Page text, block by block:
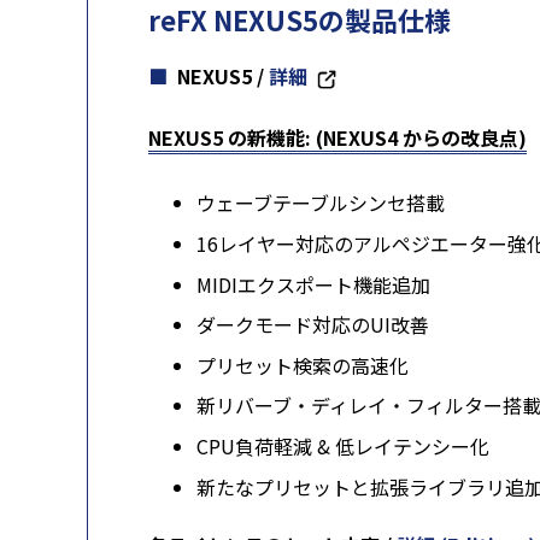
reFX NEXUS5の製品仕様
NEXUS5 /詳細
NEXUS5 の新機能: (NEXUS4 からの改良点)
ウェーブテーブルシンセ搭載
16レイヤー対応のアルペジエーター強
MIDIエクスポート機能追加
ダークモード対応のUI改善
プリセット検索の高速化
新リバーブ・ディレイ・フィルター搭載
CPU負荷軽減 & 低レイテンシー化
新たなプリセットと拡張ライブラリ追